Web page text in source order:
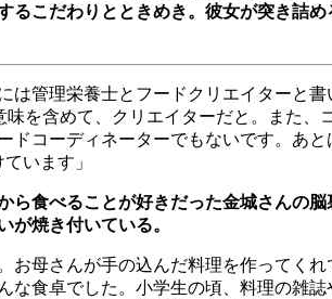
るこだわりとときめき。彼女が突き詰
は管理栄養士とフードクリエイター
を含めて、クリエイターだと。また
ドコーディネーターでもないです。あと
います」
食べることが好きだった金城さんの
が焼き付いている。
お母さんが手の込んだ料理を作って
食卓でした。小学生の頃、料理の雑